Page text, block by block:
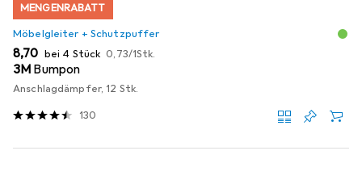
MENGENRABATT
Möbelgleiter + Schutzpuffer
EUR
8,70 bei 4 Stück EUR
0,73/1Stk.
3M Bumpon
Anschlagdämpfer, 12 Stk.
130